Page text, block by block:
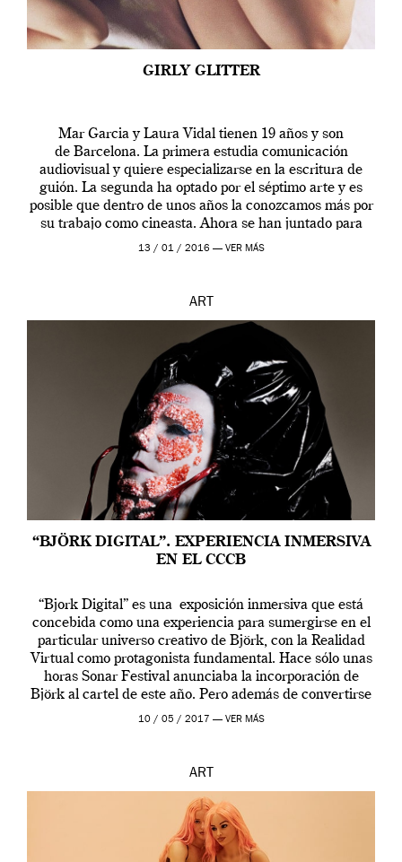
GIRLY GLITTER
Mar Garcia y Laura Vidal tienen 19 años y son
de Barcelona. La primera estudia comunicación
audiovisual y quiere especializarse en la escritura de
guión. La segunda ha optado por el séptimo arte y es
posible que dentro de unos años la conozcamos más por
su trabajo como cineasta. Ahora se han juntado para
contarnos una […]
13 / 01 / 2016 — VER MÁS
ART
“BJÖRK DIGITAL”. EXPERIENCIA INMERSIVA
EN EL CCCB
“Bjork Digital” es una exposición inmersiva que está
concebida como una experiencia para sumergirse en el
particular universo creativo de Björk, con la Realidad
Virtual como protagonista fundamental. Hace sólo unas
horas Sonar Festival anunciaba la incorporación de
Björk al cartel de este año. Pero además de convertirse
en una de las actuaciones más relevantes […]
10 / 05 / 2017 — VER MÁS
ART